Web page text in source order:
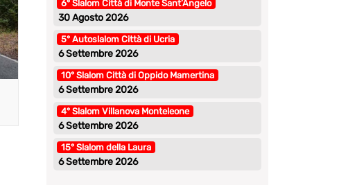
6° Slalom Città di Monte Sant’Angelo
30 Agosto 2026
5° Autoslalom Città di Ucria
6 Settembre 2026
10° Slalom Città di Oppido Mamertina
6 Settembre 2026
4° Slalom Villanova Monteleone
6 Settembre 2026
15° Slalom della Laura
6 Settembre 2026